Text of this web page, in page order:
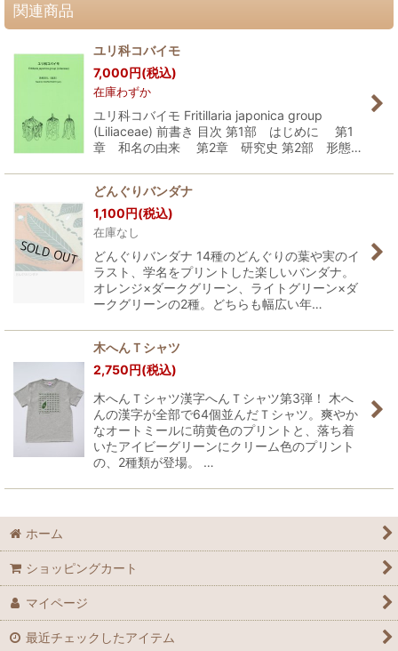
関連商品
ユリ科コバイモ
7,000円(税込)
在庫わずか
ユリ科コバイモ Fritillaria japonica group
(Liliaceae) 前書き 目次 第1部 はじめに 第1
章 和名の由来 第2章 研究史 第2部 形態…
どんぐりバンダナ
1,100円(税込)
在庫なし
どんぐりバンダナ 14種のどんぐりの葉や実のイ
ラスト、学名をプリントした楽しいバンダナ。
オレンジ×ダークグリーン、ライトグリーン×ダ
ークグリーンの2種。どちらも幅広い年…
木へんＴシャツ
2,750円(税込)
木へんＴシャツ漢字へんＴシャツ第3弾！ 木へ
んの漢字が全部で64個並んだＴシャツ。爽やか
なオートミールに萌黄色のプリントと、落ち着
いたアイビーグリーンにクリーム色のプリント
の、2種類が登場。 …
ホーム
ショッピングカート
マイページ
最近チェックしたアイテム